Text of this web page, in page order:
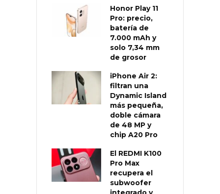
Honor Play 11
Pro: precio,
batería de
7.000 mAh y
solo 7,34 mm
de grosor
iPhone Air 2:
filtran una
Dynamic Island
más pequeña,
doble cámara
de 48 MP y
chip A20 Pro
El REDMI K100
Pro Max
recupera el
subwoofer